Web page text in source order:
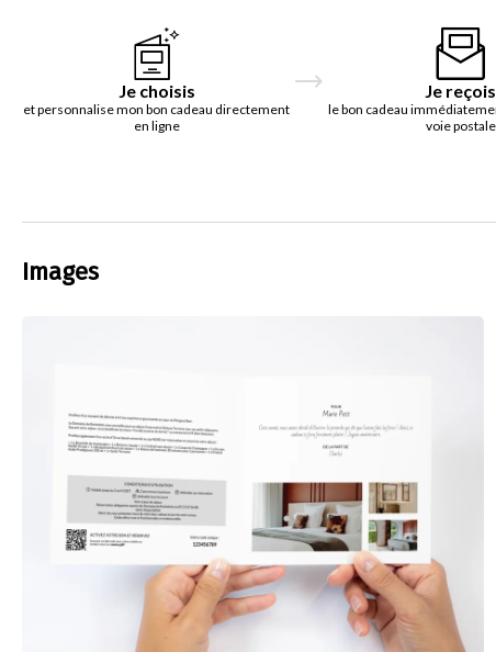
Je choisis
et personnalise mon bon cadeau directement
en ligne
Je reçois
le bon cadeau
voie postale
Images